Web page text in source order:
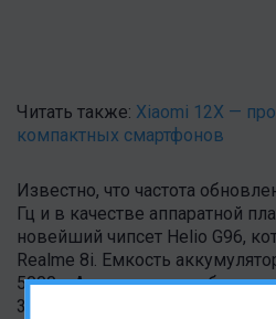
Читать также: Xiaomi 12X —
компактных смартфонов
Известно, что частота
Гц и в качестве аппаратной
новейший чипсет Helio G96,
Realme 8i. Емкость
5000 мАч и предложат
33 Вт.